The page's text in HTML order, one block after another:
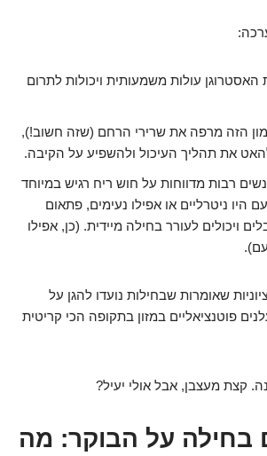
האסטרוגן עולות משמעותית ויכולות לתרום
הזה מרפה את שרירי הרחם (שזה חשוב!),
את תהליך העיכול ולהשפיע על הקיבה.
נשים רבות מדווחות על חוש ריח רגיש במיוחד
היו ניטרליים או אפילו נעימים, פתאום
ויכולים לעורר בחילה מיידית. (כן, אפילו
שאומרות שבחילות נועדו להגן על
פוטנציאליים במזון בתקופה הכי קריטית
קצת מעצבן, אבל אולי יעיל?
בחילה על הבוקר: מה